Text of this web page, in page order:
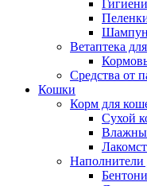
Ветаптека
Средства от
Кошки
Корм для
Сухой
Наполнители